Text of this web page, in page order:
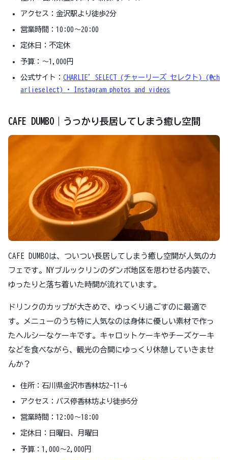
アクセス：金沢駅より徒歩2分
営業時間：10:00～20:00
定休日：不定休
予算：～1,000円
公式サイト： CHARLIE’SELECT (チャーリーズ セレクト) (@ch
arlieselect) • Instagram photos and videos
CAFE DUMBO｜うっかり長居してしまう癒し空間
CAFE DUMBOは、ついつい長居してしまう癒し空間が人気のカ
フェです。NYブルックリンのダンボ地区を思わせる内装で、
ゆったりと落ち着いた時間が流れています。
ドリンクのカップが大きめで、ゆっくり過ごすのに最適で
す。メニューのうち特に人気なのは身体に優しい素材で作っ
たヘルシーなケーキです。キャロットケーキやチーズケーキ
などを食べながら、観光の合間にゆっくり休憩していきませ
んか？
住所：石川県金沢市香林坊2-11-6
アクセス：バス停香林坊より徒歩5分
営業時間：12:00〜18:00
定休日：日曜日、月曜日
予算：1,000～2,000円